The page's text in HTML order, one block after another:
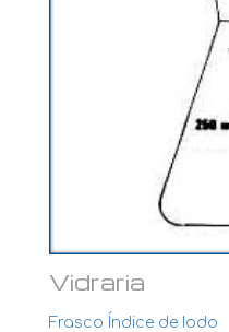
Vidraria
Frasco Índice de Iodo